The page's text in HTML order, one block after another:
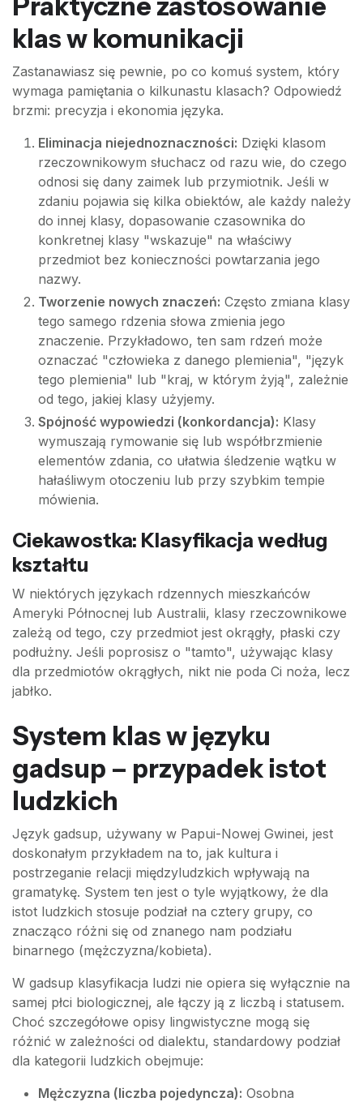
Praktyczne zastosowanie
klas w komunikacji
Zastanawiasz się pewnie, po co komuś system, który
wymaga pamiętania o kilkunastu klasach? Odpowiedź
brzmi: precyzja i ekonomia języka.
Eliminacja niejednoznaczności: Dzięki klasom
rzeczownikowym słuchacz od razu wie, do czego
odnosi się dany zaimek lub przymiotnik. Jeśli w
zdaniu pojawia się kilka obiektów, ale każdy należy
do innej klasy, dopasowanie czasownika do
konkretnej klasy "wskazuje" na właściwy
przedmiot bez konieczności powtarzania jego
nazwy.
Tworzenie nowych znaczeń: Często zmiana klasy
tego samego rdzenia słowa zmienia jego
znaczenie. Przykładowo, ten sam rdzeń może
oznaczać "człowieka z danego plemienia", "język
tego plemienia" lub "kraj, w którym żyją", zależnie
od tego, jakiej klasy użyjemy.
Spójność wypowiedzi (konkordancja): Klasy
wymuszają rymowanie się lub współbrzmienie
elementów zdania, co ułatwia śledzenie wątku w
hałaśliwym otoczeniu lub przy szybkim tempie
mówienia.
Ciekawostka: Klasyfikacja według
kształtu
W niektórych językach rdzennych mieszkańców
Ameryki Północnej lub Australii, klasy rzeczownikowe
zależą od tego, czy przedmiot jest okrągły, płaski czy
podłużny. Jeśli poprosisz o "tamto", używając klasy
dla przedmiotów okrągłych, nikt nie poda Ci noża, lecz
jabłko.
System klas w języku
gadsup – przypadek istot
ludzkich
Język gadsup, używany w Papui-Nowej Gwinei, jest
doskonałym przykładem na to, jak kultura i
postrzeganie relacji międzyludzkich wpływają na
gramatykę. System ten jest o tyle wyjątkowy, że dla
istot ludzkich stosuje podział na cztery grupy, co
znacząco różni się od znanego nam podziału
binarnego (mężczyzna/kobieta).
W gadsup klasyfikacja ludzi nie opiera się wyłącznie na
samej płci biologicznej, ale łączy ją z liczbą i statusem.
Choć szczegółowe opisy lingwistyczne mogą się
różnić w zależności od dialektu, standardowy podział
dla kategorii ludzkich obejmuje:
Mężczyzna (liczba pojedyncza): Osobna